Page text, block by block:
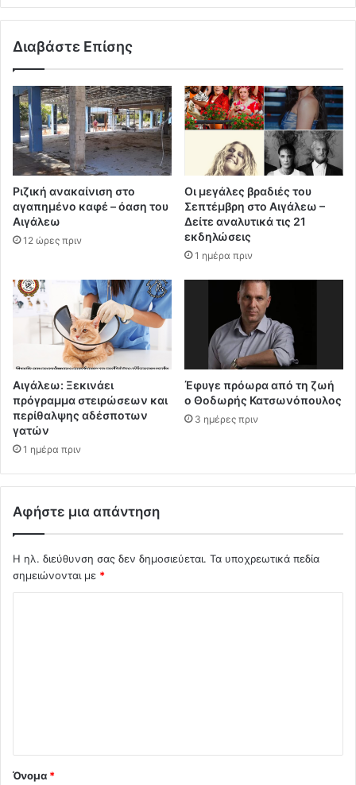
Διαβάστε Επίσης
Ριζική ανακαίνιση στο
αγαπημένο καφέ – όαση του
Αιγάλεω
12 ώρες πριν
Οι μεγάλες βραδιές του
Σεπτέμβρη στο Αιγάλεω –
Δείτε αναλυτικά τις 21
εκδηλώσεις
1 ημέρα πριν
Αιγάλεω: Ξεκινάει
πρόγραμμα στειρώσεων και
περίθαλψης αδέσποτων
γατών
1 ημέρα πριν
Έφυγε πρόωρα από τη ζωή
ο Θοδωρής Κατσωνόπουλος
3 ημέρες πριν
Αφήστε μια απάντηση
Η ηλ. διεύθυνση σας δεν δημοσιεύεται. Τα υποχρεωτικά πεδία
σημειώνονται με *
Όνομα *